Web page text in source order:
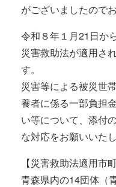
がございましたので
令和８年１月21日か
災害救助法が適用さ
す。
災害等による被災世
養者に係る一部負担
い等について、添付
な対応をお願いいたし
【災害救助法適用市町
青森県内の14団体（